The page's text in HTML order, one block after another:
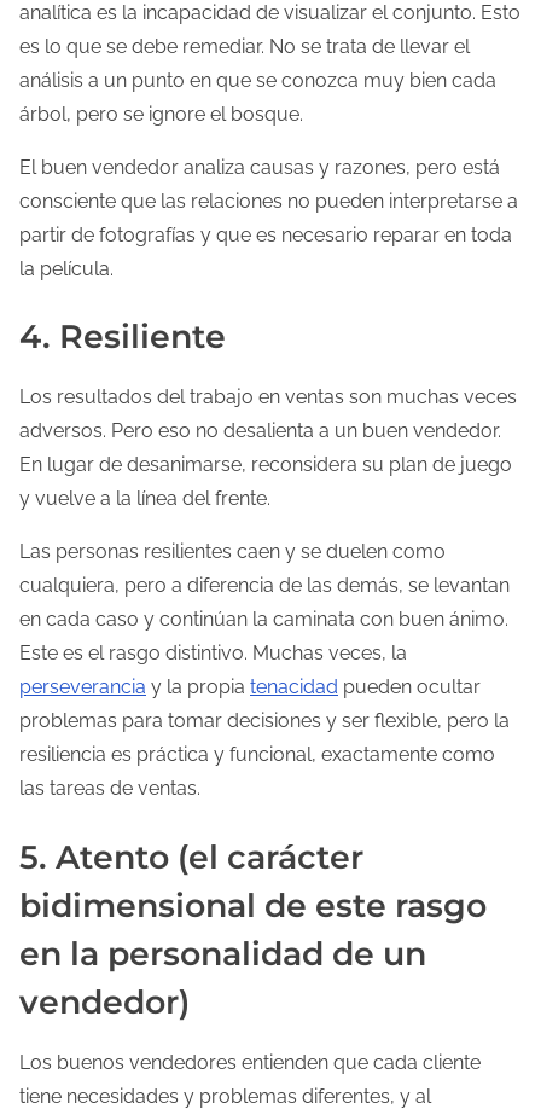
analítica es la incapacidad de visualizar el conjunto. Esto
es lo que se debe remediar. No se trata de llevar el
análisis a un punto en que se conozca muy bien cada
árbol, pero se ignore el bosque.
El buen vendedor analiza causas y razones, pero está
consciente que las relaciones no pueden interpretarse a
partir de fotografías y que es necesario reparar en toda
la película.
4. Resiliente
Los resultados del trabajo en ventas son muchas veces
adversos. Pero eso no desalienta a un buen vendedor.
En lugar de desanimarse, reconsidera su plan de juego
y vuelve a la línea del frente.
Las personas resilientes caen y se duelen como
cualquiera, pero a diferencia de las demás, se levantan
en cada caso y continúan la caminata con buen ánimo.
Este es el rasgo distintivo. Muchas veces, la
perseverancia y la propia tenacidad pueden ocultar
problemas para tomar decisiones y ser flexible, pero la
resiliencia es práctica y funcional, exactamente como
las tareas de ventas.
5. Atento (el carácter
bidimensional de este rasgo
en la personalidad de un
vendedor)
Los buenos vendedores entienden que cada cliente
tiene necesidades y problemas diferentes, y al